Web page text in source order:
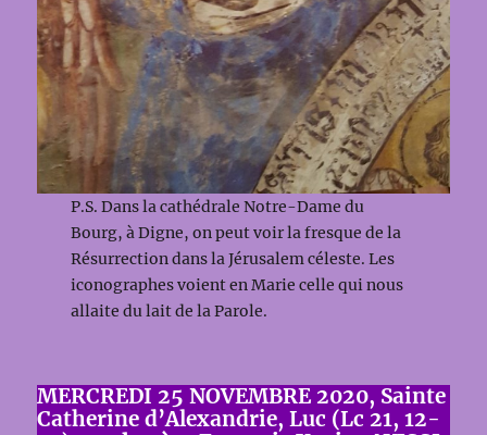
P.S. Dans la cathédrale Notre-Dame du
Bourg, à Digne, on peut voir la fresque de la
Résurrection dans la Jérusalem céleste. Les
iconographes voient en Marie celle qui nous
allaite du lait de la Parole.
MERCREDI 25 NOVEMBRE 2020, Sainte
Catherine d’Alexandrie, Luc (Lc 21, 12-